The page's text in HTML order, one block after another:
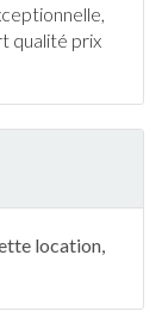
qualité prix
location,